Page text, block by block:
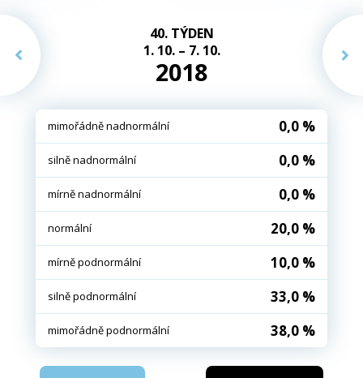
40. TÝDEN
1. 10. – 7. 10.
2018
mimořádně nadnormální 0,0 %
silně nadnormální 0,0 %
mírně nadnormální 0,0 %
normální 20,0 %
mírně podnormální 10,0 %
silně podnormální 33,0 %
mimořádně podnormální 38,0 %